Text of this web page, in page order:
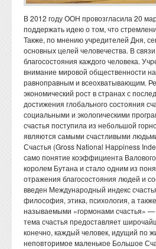
В 2012 году ООН провозгласила 20
поддержать идею о том, что
Также, по мнению учредителей Дня,
основных целей человечества. В
благосостояния каждого человека.
внимание мировой общественности
равноправным и всеохватывающим.
экономический рост в странах с
достижения глобального состояния
социальными и экологическими
счастья поступила из небольшой
являются самыми счастливыми
Счастья (Gross National Happiness
само понятие коэффициента
королем Бутана и стало одним из
отражения благосостояния людей и
введен Международный индекс
философия, этика, психология, а
называемыми «гормонами счастья»
тема счастья предоставляет
конечно, каждый человек, идущий по
неповторимое маленькое Большое